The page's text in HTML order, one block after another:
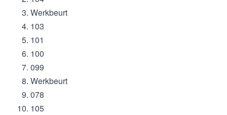
Werkbeurt
103
101
100
099
Werkbeurt
078
105